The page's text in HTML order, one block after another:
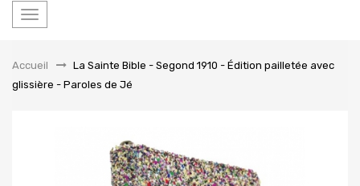
Basculer
Accueil
&gt;La Sainte Bible - Segond 1910 - Édition pailletée avec
glissière - Paroles de Jé